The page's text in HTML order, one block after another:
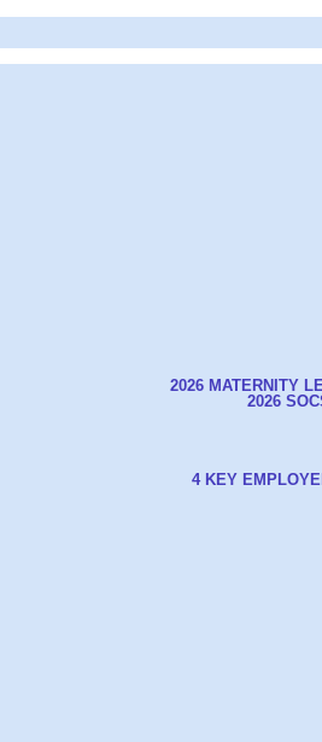
2026 MATERNITY
2026
4 KEY